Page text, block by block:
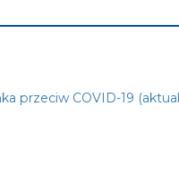
przeciw COVID-19